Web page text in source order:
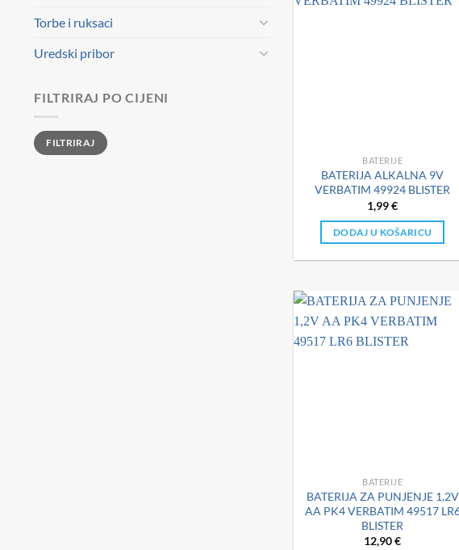
Torbe i ruksaci
Uredski pribor
FILTRIRAJ PO CIJENI
Min
cijena
Maks
cijenaFILTRIRAJ
BATERIJE
BATERIJA ALKALNA 9V
VERBATIM 49924 BLISTER
1,99€
DODAJ U KOŠARICU
BATERIJE
BATERIJA ZA PUNJENJE 1,2V
AA PK4 VERBATIM 49517
BLISTER
12,90€